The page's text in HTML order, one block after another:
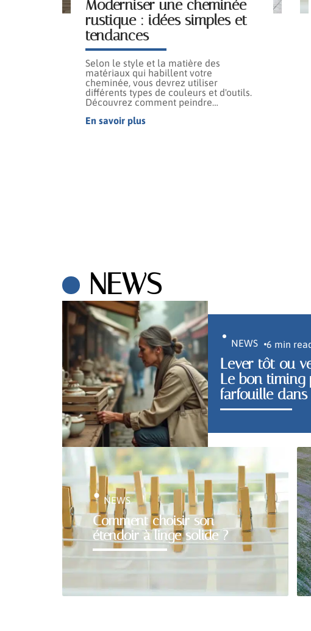
Moderniser une cheminée
rustique : idées simples et
tendances
Selon le style et la matière des
matériaux qui habillent votre
cheminée, vous devrez utiliser
différents types de couleurs et d'outils.
Découvrez comment peindre
En savoir plus
NEWS
NEWS 6 min
Lever tôt ou
Le bon timing
farfouille dans
Comment choisir son
étendoir à linge solide ?
NEWS